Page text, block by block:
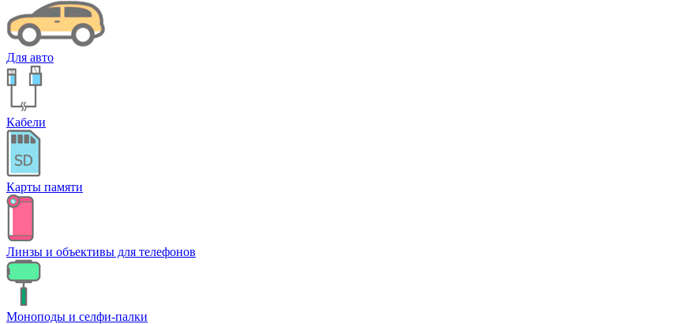
Для авто
Кабели
Карты памяти
Линзы и объективы для телефонов
Моноподы и селфи-палки